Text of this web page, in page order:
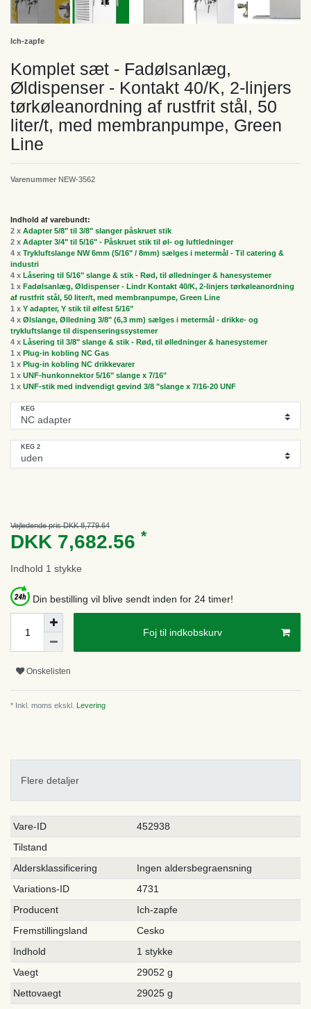
Ich-zapfe
Komplet sæt - Fadølsanlæg,
Øldispenser - Kontakt 40/K, 2-linjers
tørkøleanordning af rustfrit stål, 50
liter/t, med membranpumpe, Green
Line
Varenummer NEW-3562
Indhold af varebundt:
2 x Adapter 5/8" til 3/8" slanger påskruet stik
2 x Adapter 3/4" til 5/16" - Påskruet stik til øl- og luftledninger
4 x Trykluftslange NW 6mm (5/16" / 8mm) sælges i metermål - Til catering &
industri
4 x Låsering til 5/16" slange & stik - Rød, til ølledninger & hanesystemer
1 x Fadølsanlæg, Øldispenser - Lindr Kontakt 40/K, 2-linjers tørkøleanordning
af rustfrit stål, 50 liter/t, med membranpumpe, Green Line
1 x Y adapter, Y stik til ølfest 5/16"
4 x Ølslange, Ølledning 3/8" (6,3 mm) sælges i metermål - drikke- og
trykluftslange til dispenseringssystemer
4 x Låsering til 3/8" slange & stik - Rød, til ølledninger & hanesystemer
1 x Plug-in kobling NC Gas
1 x Plug-in kobling NC drikkevarer
1 x UNF-hunkonnektor 5/16" slange x 7/16"
1 x UNF-stik med indvendigt gevind 3/8 "slange x 7/16-20 UNF
KEG
KEG 2
Vejledende pris DKK 8,779.64
DKK 7,682.56 *
Indhold 1 stykke
Din bestilling vil blive sendt inden for 24 timer!
Foj til indkobskurv
Onskelisten
* Inkl. moms ekskl. Levering
Flere detaljer
Ceres::Template.singleItemTechnicalDataAttribute
Ceres::Template.singleItemTechnicalDataValue
Vare-ID
452938
Tilstand
Aldersklassificering
Ingen aldersbegraensning
Variations-ID
4731
Producent
Ich-zapfe
Fremstillingsland
Cesko
Indhold
1 stykke
Vaegt
29052 g
Nettovaegt
29025 g